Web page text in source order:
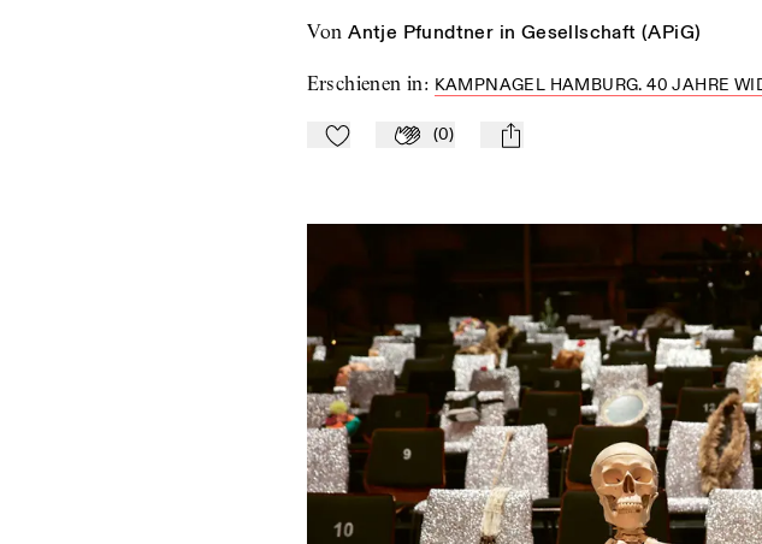
von Antje Pfundtner in Gesellschaft (APiG)
Erschienen in: KAMPNAGEL HAMBURG. 40 JAHRE
Zu Mein-TdZ hinzufügen
Applaudieren
(0) mail